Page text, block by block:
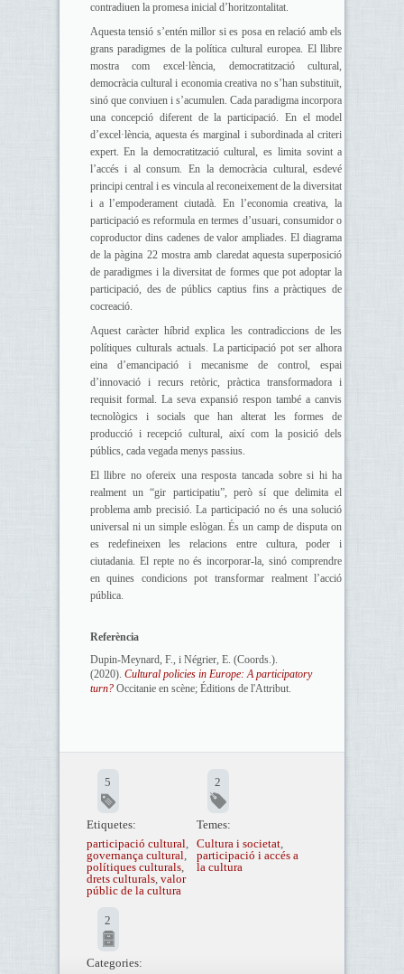
contradiuen la promesa inicial d’horitzontalitat.
Aquesta tensió s’entén millor si es posa en relació amb els
grans paradigmes de la política cultural europea. El llibre
mostra com excel·lència, democratització cultural,
democràcia cultural i economia creativa no s’han substituït,
sinó que conviuen i s’acumulen. Cada paradigma incorpora
una concepció diferent de la participació. En el model
d’excel·lència, aquesta és marginal i subordinada al criteri
expert. En la democratització cultural, es limita sovint a
l’accés i al consum. En la democràcia cultural, esdevé
principi central i es vincula al reconeixement de la diversitat
i a l’empoderament ciutadà. En l’economia creativa, la
participació es reformula en termes d’usuari, consumidor o
coproductor dins cadenes de valor ampliades. El diagrama
de la pàgina 22 mostra amb claredat aquesta superposició
de paradigmes i la diversitat de formes que pot adoptar la
participació, des de públics captius fins a pràctiques de
cocreació.
Aquest caràcter híbrid explica les contradiccions de les
polítiques culturals actuals. La participació pot ser alhora
eina d’emancipació i mecanisme de control, espai
d’innovació i recurs retòric, pràctica transformadora i
requisit formal. La seva expansió respon també a canvis
tecnològics i socials que han alterat les formes de
producció i recepció cultural, així com la posició dels
públics, cada vegada menys passius.
El llibre no ofereix una resposta tancada sobre si hi ha
realment un “gir participatiu”, però sí que delimita el
problema amb precisió. La participació no és una solució
universal ni un simple eslògan. És un camp de disputa on
es redefineixen les relacions entre cultura, poder i
ciutadania. El repte no és incorporar-la, sinó comprendre
en quines condicions pot transformar realment l’acció
pública.
Referència
Dupin-Meynard, F., i Négrier, E. (Coords.).
(2020). Cultural policies in Europe: A participatory
turn?Occitanie en scène; Éditions de l'Attribut.
5
Etiquetes:
participació cultural,
governança cultural,
polítiques culturals,
drets culturals, valor
públic de la cultura
2
Temes:
Cultura i societat,
participació i accés a
la cultura
2
Categories: